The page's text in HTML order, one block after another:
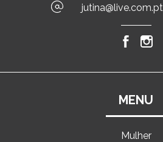
jutina@live.com.pt
MENU
Mulher